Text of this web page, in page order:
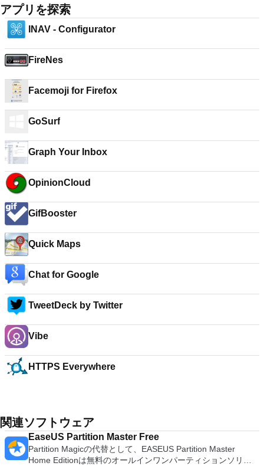
アプリを探索
INAV - Configurator
FireNes
Facemoji for Firefox
GoSurf
Graph Your Inbox
OpinionCloud
GifBooster
Quick Maps
Chat for Google
TweetDeck by Twitter
Vibe
HTTPS Everywhere
関連ソフトウェア
EaseUS Partition Master Free
Partition Magicの代替として、EASEUS Partition Master
Home Editionは無料のオールインワンパーティションソリュ